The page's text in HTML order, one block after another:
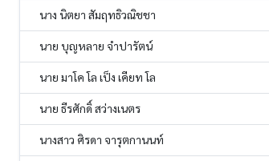
นาง นิตยา สัมฤทธิวณิชชา
นาย บุญหลาย จำปารัตน์
นาย มาโค โล เป็ง เคียท โล
นาย ธีรศักดิ์ สว่างเนตร
นางสาว ศิรดา จารุตกานนท์